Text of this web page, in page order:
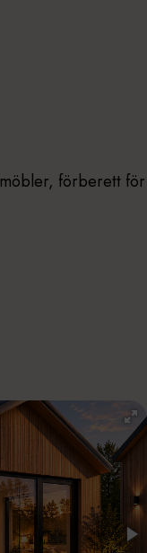
förberett för